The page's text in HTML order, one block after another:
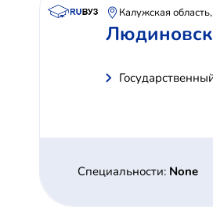
Калужская
Специальности: None